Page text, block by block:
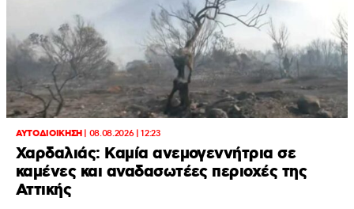
ΑΥΤΟΔΙΟΙΚΗΣΗ| 08.08.2026 | 12:23
Χαρδαλιάς: Καμία ανεμογεννήτρια σε
καμένες και αναδασωτέες περιοχές της
Αττικής